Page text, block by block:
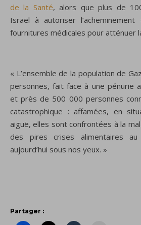
de la Santé, alors que plus de
Israël à autoriser
fournitures médicales pour atténuer
« L’ensemble de la population de
personnes, fait face à une pénurie
et près de 500 000 personnes
catastrophique : affamées, en
aiguë, elles sont confrontées à la
des pires crises alimentaires
aujourd’hui sous nos yeux. »
Partager :